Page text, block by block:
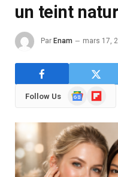
un teint
Par Enam mars 17,
Follow Us
GoogleFlipboard